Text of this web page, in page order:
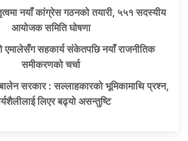
नयाँ कांग्रेस गठनको तयारी, ५५१ सदस्यीय
आयोजक समिति घोषणा
एमालेसँग सहकार्य संकेतपछि नयाँ राजनीतिक
समीकरणको चर्चा
बालेन सरकार : सल्लाहकारको भूमिकामाथि प्रश्न,
लिएर बढ्यो असन्तुष्टि